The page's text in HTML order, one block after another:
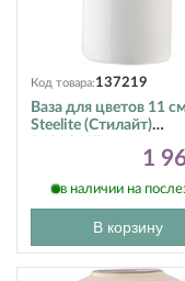
Код товара:137219
Ваза для цветов 11
Steelite (Стилайт)
1
в наличии на
В корзину